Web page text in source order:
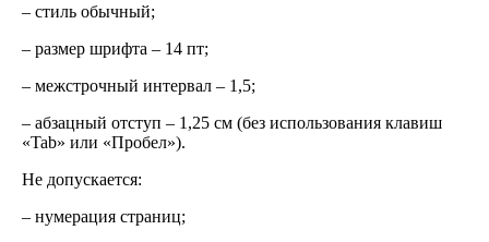
– стиль обычный;
– размер шрифта – 14 пт;
– межстрочный интервал – 1,5;
– абзацный отступ – 1,25 см (без использования клавиш
«Tab» или «Пробел»).
Не допускается:
– нумерация страниц;